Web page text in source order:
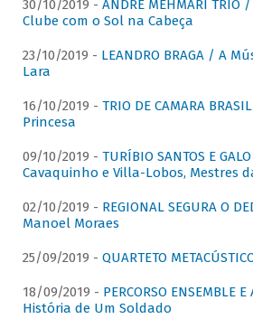
30/10/2019 - ANDRÉ MEHMARI
Clube com o Sol na Cabeça
23/10/2019 - LEANDRO BRAGA / A
Lara
16/10/2019 - TRIO DE CAMARA
Princesa
09/10/2019 - TURÍBIO SANTOS E
Cavaquinho e Villa-Lobos, Mestres
02/10/2019 - REGIONAL SEGURA O
Manoel Moraes
25/09/2019 - QUARTETO
18/09/2019 - PERCORSO ENSEMBLE
História de Um Soldado